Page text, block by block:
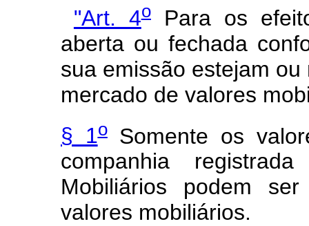
"Art. 4oPara os
aberta ou fechada
sua emissão estejam
mercado de valores
§ 1oSomente os
companhia
Mobiliários podem
valores mobiliários.